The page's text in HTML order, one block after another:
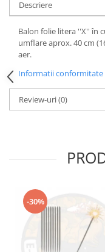
Descriere
Balon folie litera ''X'' în
umflare aprox. 40 cm
aer.
Informatii
Review-uri(0)
-30%